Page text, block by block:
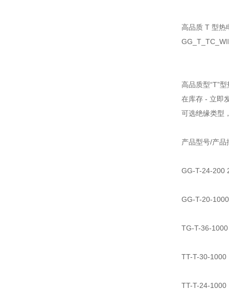
高品质 T 型热
高品质型“T”
在库存 - 立即
可选绝缘类型
产品型号/产品
GG-T-24-200
GG-T-20-
TG-T-36-
TT-T-30-1000
TT-T-24-1000